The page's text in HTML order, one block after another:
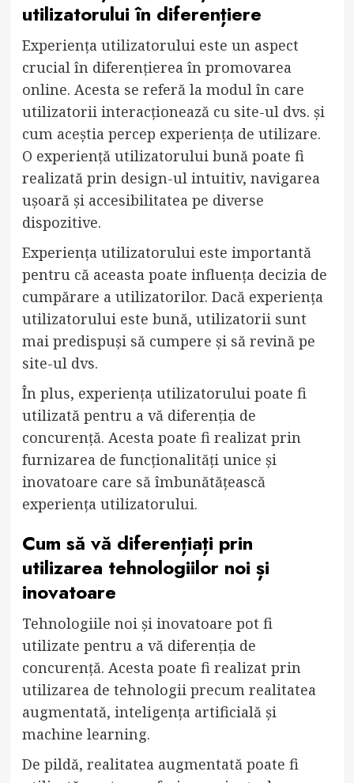
utilizatorului în diferențiere
Experiența utilizatorului este un aspect
crucial în diferențierea în promovarea
online. Acesta se referă la modul în care
utilizatorii interacționează cu site-ul dvs. și
cum aceștia percep experiența de utilizare.
O experiență utilizatorului bună poate fi
realizată prin design-ul intuitiv, navigarea
ușoară și accesibilitatea pe diverse
dispozitive.
Experiența utilizatorului este importantă
pentru că aceasta poate influența decizia de
cumpărare a utilizatorilor. Dacă experiența
utilizatorului este bună, utilizatorii sunt
mai predispuși să cumpere și să revină pe
site-ul dvs.
În plus, experiența utilizatorului poate fi
utilizată pentru a vă diferenția de
concurență. Acesta poate fi realizat prin
furnizarea de funcționalități unice și
inovatoare care să îmbunătățească
experiența utilizatorului.
Cum să vă diferențiați prin
utilizarea tehnologiilor noi și
inovatoare
Tehnologiile noi și inovatoare pot fi
utilizate pentru a vă diferenția de
concurență. Acesta poate fi realizat prin
utilizarea de tehnologii precum realitatea
augmentată, inteligența artificială și
machine learning.
De pildă, realitatea augmentată poate fi